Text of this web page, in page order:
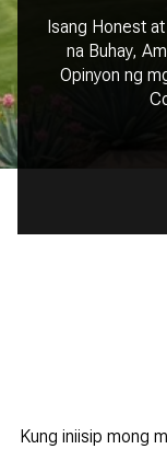
Isang Honest
na Buhay,
Opinyon ng
Kung iniisip mong